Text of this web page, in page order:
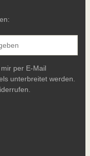
per E-Mail
unterbreitet werden.